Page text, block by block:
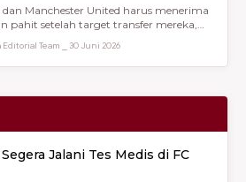
dan Manchester United harus menerima
pahit setelah target transfer mereka,
Editorial Team ⎯ 30 Juni 2026
Jalani Tes Medis di FC